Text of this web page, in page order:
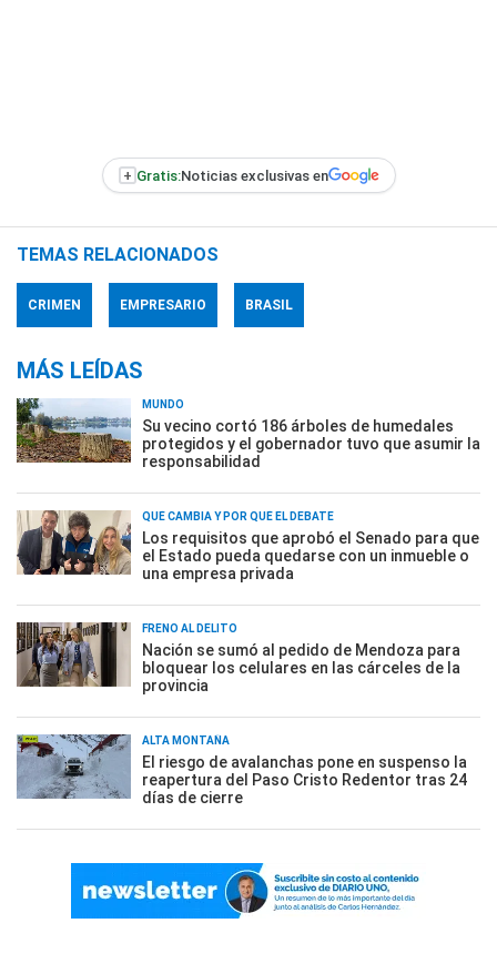
+ Gratis:Noticias exclusivas en
TEMAS RELACIONADOS
CRIMEN EMPRESARIO BRASIL
MÁS LEÍDAS
MUNDO
Su vecino cortó 186 árboles de humedales
protegidos y el gobernador tuvo que asumir la
responsabilidad
QUÉ CAMBIA Y POR QUÉ EL DEBATE
Los requisitos que aprobó el Senado para que
el Estado pueda quedarse con un inmueble o
una empresa privada
FRENO AL DELITO
Nación se sumó al pedido de Mendoza para
bloquear los celulares en las cárceles de la
provincia
ALTA MONTAÑA
El riesgo de avalanchas pone en suspenso la
reapertura del Paso Cristo Redentor tras 24
días de cierre